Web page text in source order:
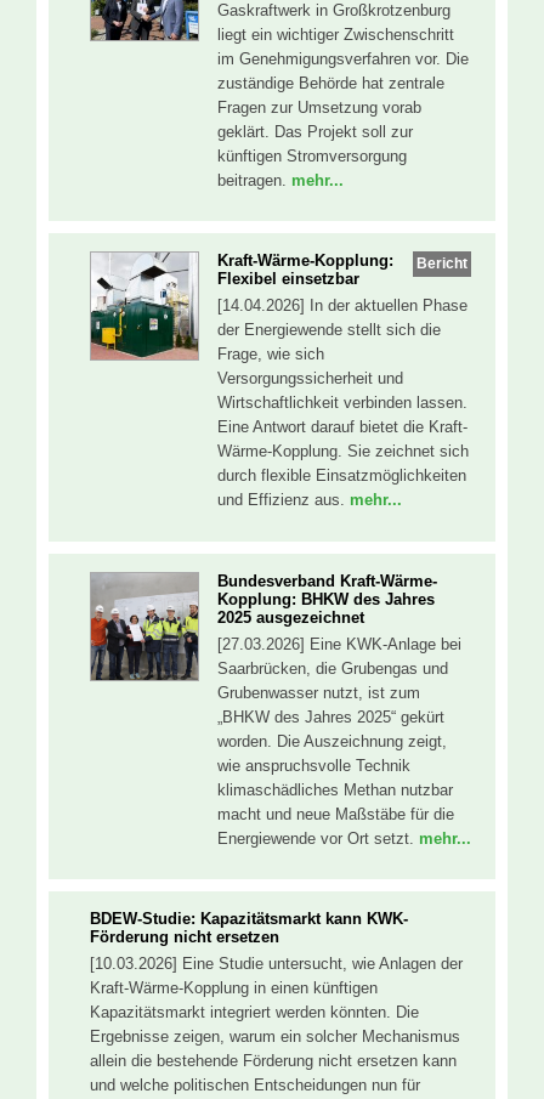
Gaskraftwerk in Großkrotzenburg
liegt ein wichtiger Zwischenschritt
im Genehmigungsverfahren vor. Die
zuständige Behörde hat zentrale
Fragen zur Umsetzung vorab
geklärt. Das Projekt soll zur
künftigen Stromversorgung
beitragen. mehr...
Bericht
Kraft-Wärme-Kopplung:
Flexibel einsetzbar
[14.04.2026] In der aktuellen Phase
der Energiewende stellt sich die
Frage, wie sich
Versorgungssicherheit und
Wirtschaftlichkeit verbinden lassen.
Eine Antwort darauf bietet die Kraft-
Wärme-Kopplung. Sie zeichnet sich
durch flexible Einsatzmöglichkeiten
und Effizienz aus. mehr...
Bundesverband Kraft-Wärme-
Kopplung: BHKW des Jahres
2025 ausgezeichnet
[27.03.2026] Eine KWK-Anlage bei
Saarbrücken, die Grubengas und
Grubenwasser nutzt, ist zum
„BHKW des Jahres 2025“ gekürt
worden. Die Auszeichnung zeigt,
wie anspruchsvolle Technik
klimaschädliches Methan nutzbar
macht und neue Maßstäbe für die
Energiewende vor Ort setzt. mehr...
BDEW-Studie: Kapazitätsmarkt kann KWK-
Förderung nicht ersetzen
[10.03.2026] Eine Studie untersucht, wie Anlagen der
Kraft-Wärme-Kopplung in einen künftigen
Kapazitätsmarkt integriert werden könnten. Die
Ergebnisse zeigen, warum ein solcher Mechanismus
allein die bestehende Förderung nicht ersetzen kann
und welche politischen Entscheidungen nun für